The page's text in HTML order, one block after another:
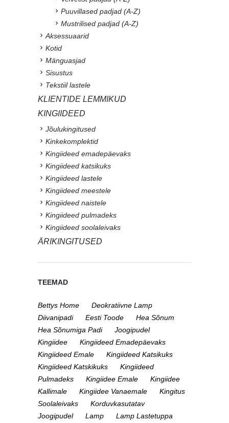
Puuvillased padjad (A-Z)
Mustrilised padjad (A-Z)
Aksessuaarid
Kotid
Mänguasjad
Sisustus
Tekstiil lastele
KLIENTIDE LEMMIKUD
KINGIIDEED
Jõulukingitused
Kinkekomplektid
Kingiideed emadepäevaks
Kingiideed katsikuks
Kingiideed lastele
Kingiideed meestele
Kingiideed naistele
Kingiideed pulmadeks
Kingiideed soolaleivaks
ÄRIKINGITUSED
TEEMAD
Bettys Home
Deokratiivne Lamp
Diivanipadi
Eesti Toode
Hea Sõnum
Hea Sõnumiga Padi
Joogipudel
Kingiidee
Kingiideed Emadepäevaks
Kingiideed Emale
Kingiideed Katsikuks
Kingiideed Katskikuks
Kingiideed
Pulmadeks
Kingiidee Emale
Kingiidee
Kallimale
Kingiidee Vanaemale
Kingitus
Soolaleivaks
Korduvkasutatav
Joogipudel
Lamp
Lamp Lastetuppa